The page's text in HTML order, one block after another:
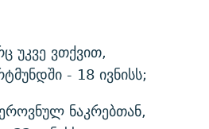
უკვე ვთქვით,
- 18 ივნისს;
ნაკრებთან,